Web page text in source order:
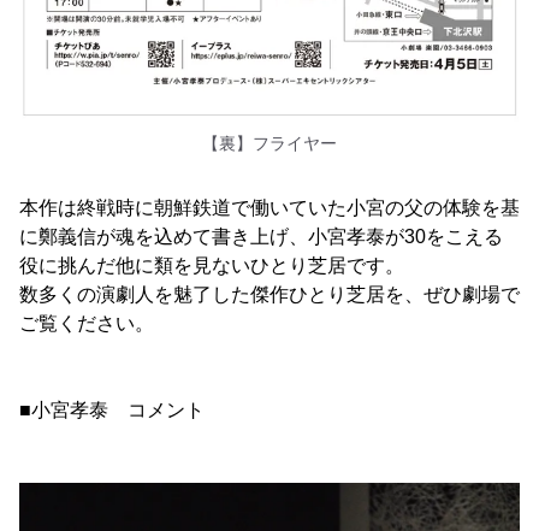
【裏】フライヤー
本作は終戦時に朝鮮鉄道で働いていた小宮の父の体験を基
に鄭義信が魂を込めて書き上げ、小宮孝泰が30をこえる
役に挑んだ他に類を見ないひとり芝居です。
数多くの演劇人を魅了した傑作ひとり芝居を、ぜひ劇場で
ご覧ください。
■小宮孝泰 コメント